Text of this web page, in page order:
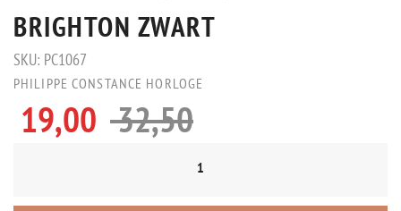
BRIGHTON ZWART
SKU: PC1067
PHILIPPE CONSTANCE HORLOGE
32,50
19,00